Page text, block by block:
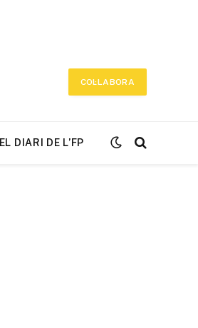
COL·LABORA
EL DIARI DE L’FP